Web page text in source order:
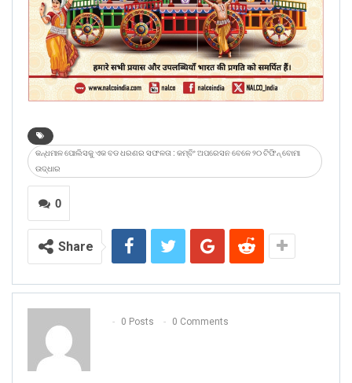
କନ୍ଧମାଳ ପୋଲିସକୁ ଏକ ବଡ ଧରଣର ସଫଳତା : କମ୍ବିଂ ଅପରେସନ ବେଳେ ୨୦ ଟିଫିନ୍ ବୋମା
ଉଦ୍ଧାର
0
Share
0 Posts 0 Comments